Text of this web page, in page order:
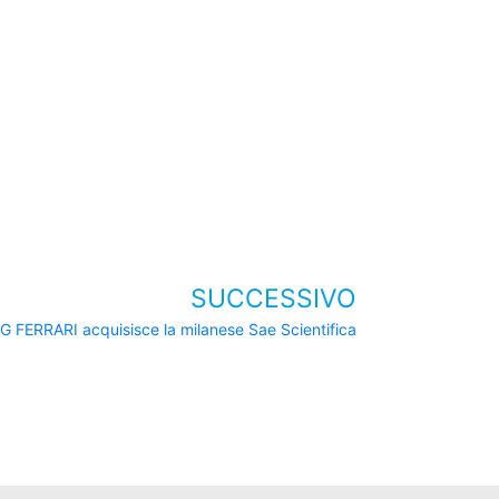
SUCCESSIVO
FERRARI acquisisce la milanese Sae Scientifica